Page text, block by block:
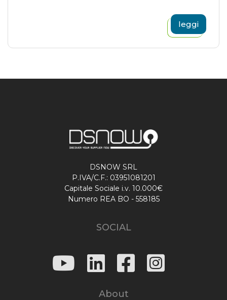
leggi
DSNOW SRL
P.IVA/C.F.: 03951081201
Capitale Sociale i.v. 10.000€
Numero REA BO - 558185
SOCIAL
About